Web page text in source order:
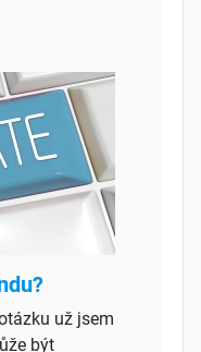
už jsem
být